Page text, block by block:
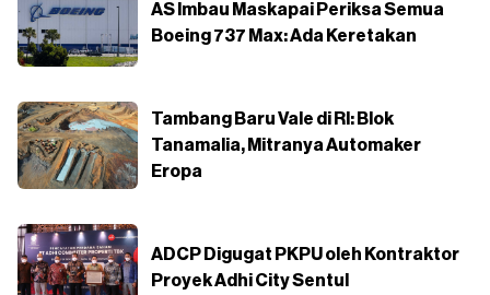
AS Imbau Maskapai Periksa Semua
Boeing 737 Max: Ada Keretakan
Tambang Baru Vale di RI: Blok
Tanamalia, Mitranya Automaker
Eropa
ADCP Digugat PKPU oleh Kontraktor
Proyek Adhi City Sentul